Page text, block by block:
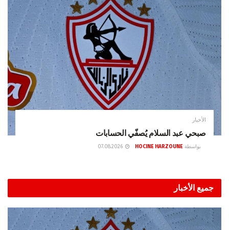
الأخبار
صبحي عبد السلام يُصفّي الحسابات
بواسطة HOCINE HARZOUNE
جميع الأخبار